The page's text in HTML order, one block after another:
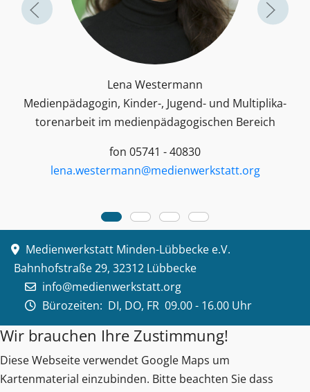
Lena Westermann
Medienpädagogin, Kinder-, Jugend- und Multiplika­
toren­arbeit im medienpädagogischen Bereich
fon 05741 - 40830
lena.westermann@medienwerkstatt.org
Medienwerkstatt Minden-Lübbecke e.V.
Bahnhofstraße 29, 32312 Lübbecke
info@medienwerkstatt.org
Bürozeiten: DI, DO, FR 09.00 - 16.00 Uhr
Wir brauchen Ihre Zustimmung!
Diese Webseite verwendet Google Maps um
Kartenmaterial einzubinden. Bitte beachten Sie dass